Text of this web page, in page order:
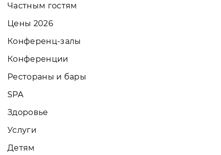
Частным гостям
Цены 2026
Конференц-залы
Конференции
Рестораны и бары
SPA
Здоровье
Услуги
Детям